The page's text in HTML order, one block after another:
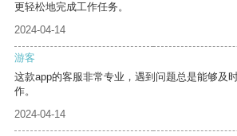
更轻松地完成工作任务。
2024-04-14
游客
这款app的客服非常专业，遇到问题总是能够及
作。
2024-04-14